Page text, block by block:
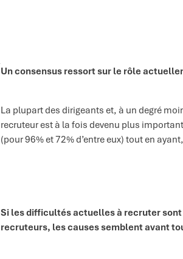
Un consensus ressort sur le rôle
La plupart des dirigeants et, à un degré
recruteur est à la fois devenu plus
(pour 96% et 72% d’entre eux) tout en
Si les difficultés actuelles à recruter
recruteurs, les causes semblent avant